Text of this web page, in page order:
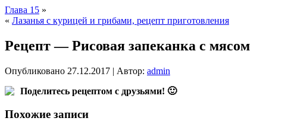
Глава 15 »
« Лазанья с курицей и грибами, рецепт приготовления
Рецепт — Рисовая запеканка с мясом
Опубликовано 27.12.2017 | Автор: admin
Поделитесь рецептом с друзьями! 🙂
Похожие записи